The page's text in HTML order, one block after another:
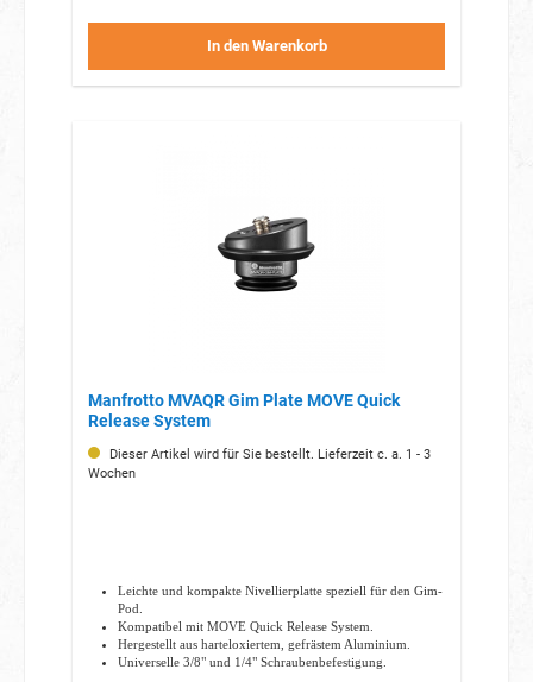
In den Warenkorb
Manfrotto MVAQR Gim Plate MOVE Quick
Release System
Dieser Artikel wird für Sie bestellt. Lieferzeit c. a. 1 - 3
Wochen
Leichte und kompakte Nivellierplatte speziell für den Gim-
Pod.
Kompatibel mit MOVE Quick Release System.
Hergestellt aus harteloxiertem, gefrästem Aluminium.
Universelle 3/8" und 1/4" Schraubenbefestigung.